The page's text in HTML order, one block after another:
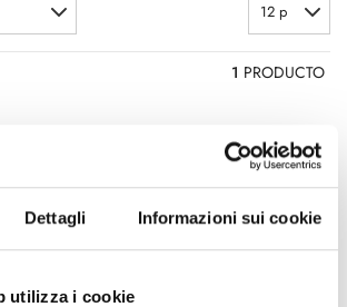
Dettagli Informazioni sui cookie
utilizza i cookie
12 p
1 PRODUCTO